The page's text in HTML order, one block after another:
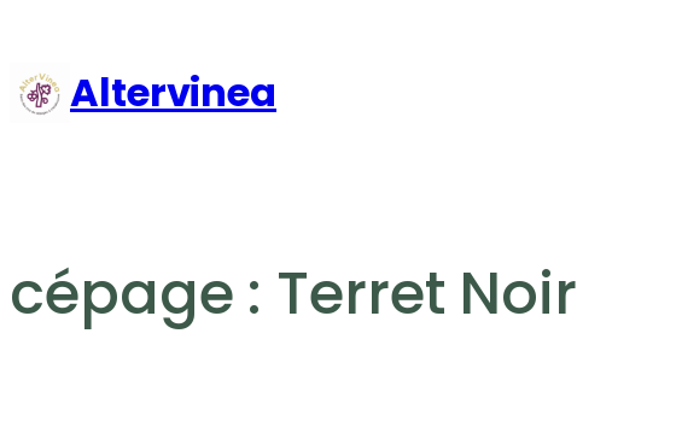
contenuAltervinea
cépage : Terret Noir